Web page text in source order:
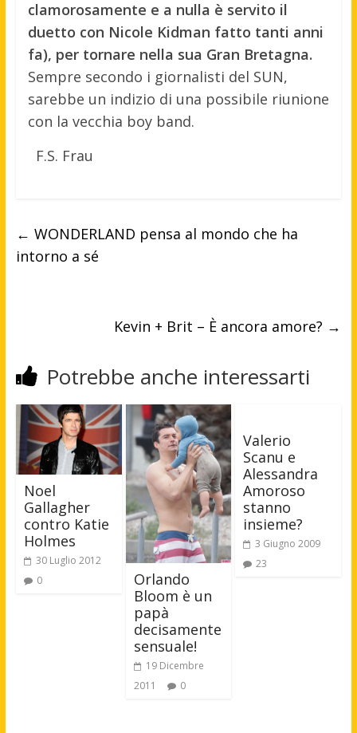
clamorosamente e a nulla è servito il
duetto con Nicole Kidman fatto tanti anni
fa), per tornare nella sua Gran Bretagna.
Sempre secondo i giornalisti del SUN,
sarebbe un indizio di una possibile riunione
con la vecchia boy band.
F.S. Frau
← WONDERLAND pensa al mondo che ha
intorno a sé
Kevin + Brit – È ancora amore? →
Potrebbe anche interessarti
Noel
Gallagher
contro Katie
Holmes
30 Luglio 2012
0
Orlando
Bloom è un
papà
decisamente
sensuale!
19 Dicembre
2011
0
Valerio
Scanu e
Alessandra
Amoroso
stanno
insieme?
3 Giugno 2009
23